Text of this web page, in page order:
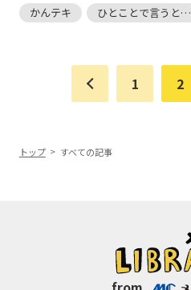
かんテキ ひとことで言うと…
1 2
トップ すべての記事